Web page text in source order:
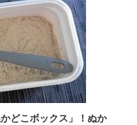
どこボックス」！ぬか